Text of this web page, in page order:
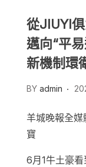
從JIUYI
邁向“平
新機制環
BY admin
羊城晚報全
寶
6月1牛土豪